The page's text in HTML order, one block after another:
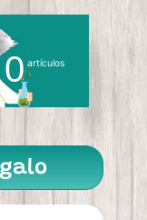
0 artículos